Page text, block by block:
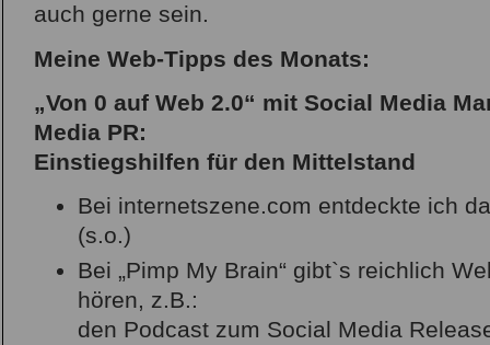
auch gerne sein.
Meine Web-Tipps des Monats:
„Von 0 auf Web 2.0“ mit Social Media
Media PR:
Einstiegshilfen für den Mittelstand
Bei internetszene.com entdeckte ich
(s.o.)
Bei „Pimp My Brain“ gibt`s reichlich
hören, z.B.:
den Podcast zum Social Media